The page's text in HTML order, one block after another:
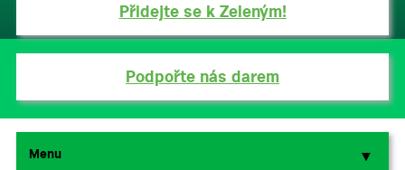
Přidejte se k Zeleným!
Podpořte nás darem
Menu ▼
▼